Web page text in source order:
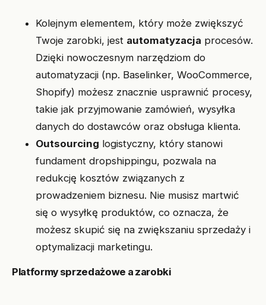
Kolejnym elementem, który może zwiększyć
Twoje zarobki, jest automatyzacja procesów.
Dzięki nowoczesnym narzędziom do
automatyzacji (np. Baselinker, WooCommerce,
Shopify) możesz znacznie usprawnić procesy,
takie jak przyjmowanie zamówień, wysyłka
danych do dostawców oraz obsługa klienta.
Outsourcing logistyczny, który stanowi
fundament dropshippingu, pozwala na
redukcję kosztów związanych z
prowadzeniem biznesu. Nie musisz martwić
się o wysyłkę produktów, co oznacza, że
możesz skupić się na zwiększaniu sprzedaży i
optymalizacji marketingu.
Platformy sprzedażowe a zarobki